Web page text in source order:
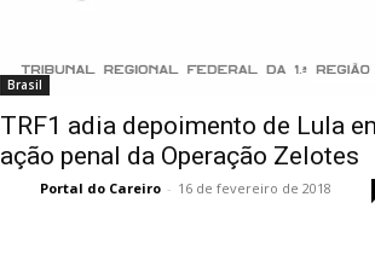
Brasil
TRF1 adia depoimento de Lula
ação penal da Operação Zelotes
Portal do Careiro - 16 de fevereiro de 2018